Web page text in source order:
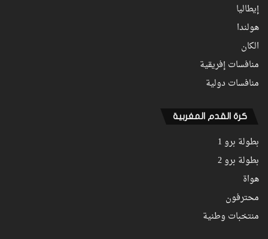
إيطاليا
هولندا
الكان
منافسات إفريقية
منافسات دولية
كرة القدم المغربية
بطولة برو 1
بطولة برو 2
هواة
محترفون
منتخبات وطنية